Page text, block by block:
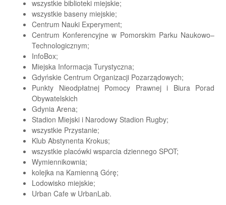
wszystkie biblioteki miejskie;
wszystkie baseny miejskie;
Centrum Nauki Experyment;
Centrum Konferencyjne w Pomorskim Parku Naukowo–
Technologicznym;
InfoBox;
Miejska Informacja Turystyczna;
Gdyńskie Centrum Organizacji Pozarządowych;
Punkty Nieodpłatnej Pomocy Prawnej i Biura Porad
Obywatelskich
Gdynia Arena;
Stadion Miejski i Narodowy Stadion Rugby;
wszystkie Przystanie;
Klub Abstynenta Krokus;
wszystkie placówki wsparcia dziennego SPOT;
Wymiennikownia;
kolejka na Kamienną Górę;
Lodowisko miejskie;
Urban Cafe w UrbanLab.